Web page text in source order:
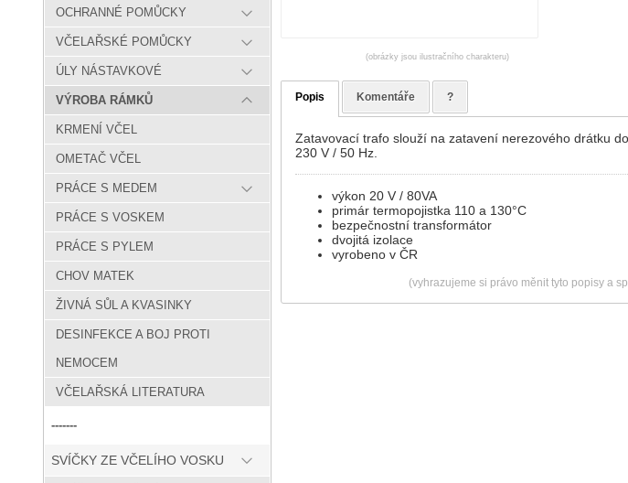
OCHRANNÉ POMŮCKY
VČELAŘSKÉ POMŮCKY
ÚLY NÁSTAVKOVÉ
VÝROBA RÁMKŮ
KRMENÍ VČEL
OMETAČ VČEL
PRÁCE S MEDEM
PRÁCE S VOSKEM
PRÁCE S PYLEM
CHOV MATEK
ŽIVNÁ SŮL A KVASINKY
DESINFEKCE A BOJ PROTI
NEMOCEM
VČELAŘSKÁ LITERATURA
-------
SVÍČKY ZE VČELÍHO VOSKU
(obrázky jsou ilustračního charakteru)
Popis Komentáře ?
Zatavovací trafo slouží na zatavení nerezového drátku
230 V / 50 Hz.
výkon 20 V / 80VA
primár termopojistka 110 a 130°C
bezpečnostní transformátor
dvojitá izolace
vyrobeno v ČR
(vyhrazujeme si právo měnit tyto popisy a